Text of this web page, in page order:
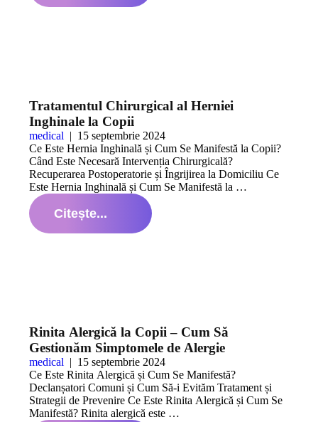
Tratamentul Chirurgical al Herniei
Inghinale la Copii
medical | 15 septembrie 2024
Ce Este Hernia Inghinală și Cum Se Manifestă la Copii?
Când Este Necesară Intervenția Chirurgicală?
Recuperarea Postoperatorie și Îngrijirea la Domiciliu Ce
Este Hernia Inghinală și Cum Se Manifestă la …
Citește...
Rinita Alergică la Copii – Cum Să
Gestionăm Simptomele de Alergie
medical | 15 septembrie 2024
Ce Este Rinita Alergică și Cum Se Manifestă?
Declanșatori Comuni și Cum Să-i Evităm Tratament și
Strategii de Prevenire Ce Este Rinita Alergică și Cum Se
Manifestă? Rinita alergică este …